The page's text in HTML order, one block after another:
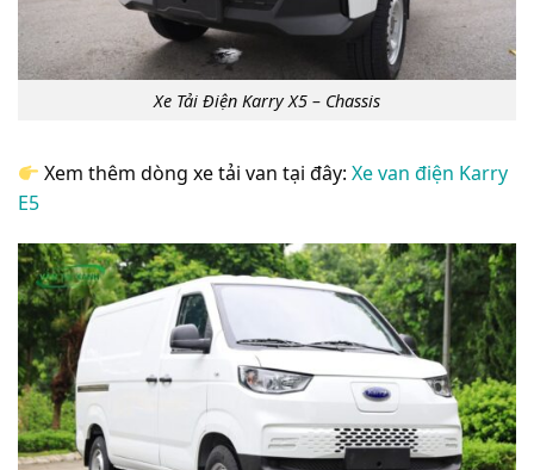
Xe Tải Điện Karry X5 – Chassis
Xem thêm dòng xe tải van tại đây:Xe van điện Karry
E5